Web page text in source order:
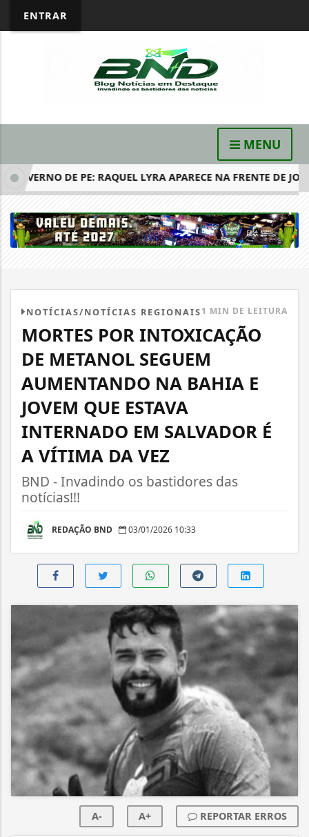
ENTRAR
MENU
DE PE: RAQUEL LYRA APARECE NA FRENTE DE JOÃO...
NOTÍCIAS/NOTÍCIAS REGIONAIS1 MIN DE LEITURA
MORTES POR INTOXICAÇÃO
DE METANOL SEGUEM
AUMENTANDO NA BAHIA E
JOVEM QUE ESTAVA
INTERNADO EM SALVADOR É
A VÍTIMA DA VEZ
BND - Invadindo os bastidores das
notícias!!!
REDAÇÃO BND 03/01/2026 10:33
A- A+ REPORTAR ERROS